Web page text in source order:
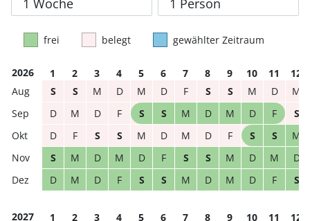
frei belegt gewählter Zeitraum
2026 1 2 3 4 5 6 7 8 9 10 11
12
S
S M D M D F S S M D
M
D
M D F S S M D M D F
S
D
F S S M D M D F S S
M
S
M D M D F S S M D M
D
D
M D F S S M D M D F S
2027 1 2 3 4 5 6 7 8 9 10 11 12